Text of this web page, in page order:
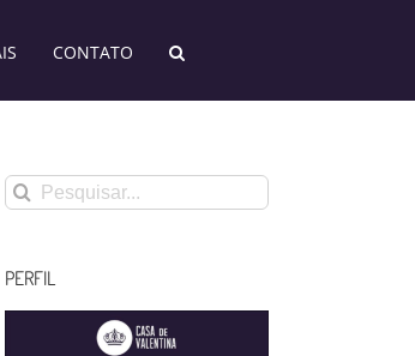
CONTATO
Buscar
resultados
PERFIL